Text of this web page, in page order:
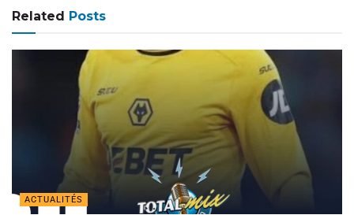
Related Posts
ACTUALITÉS